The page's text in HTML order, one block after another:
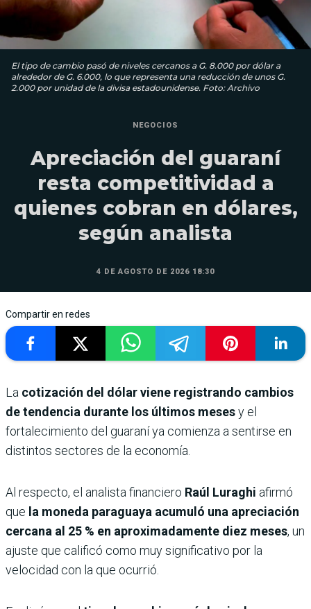
El tipo de cambio pasó de niveles cercanos a G. 8.000 por dólar a
alrededor de G. 6.000, lo que representa una reducción de unos G.
2.000 por unidad de la divisa estadounidense. Foto: Archivo
NEGOCIOS
Apreciación del guaraní
resta competitividad a
quienes cobran en dólares,
según analista
4 DE AGOSTO DE 2026 18:30
Compartir en redes
La cotización del dólar viene registrando cambios
de tendencia durante los últimos mesesy el
fortalecimiento del guaraní ya comienza a sentirse en
distintos sectores de la economía.
Al respecto, el analista financiero Raúl Luraghi afirmó
que la moneda paraguaya acumuló una apreciación
cercana al 25 % en aproximadamente diez meses, un
ajuste que calificó como muy significativo por la
velocidad con la que ocurrió.